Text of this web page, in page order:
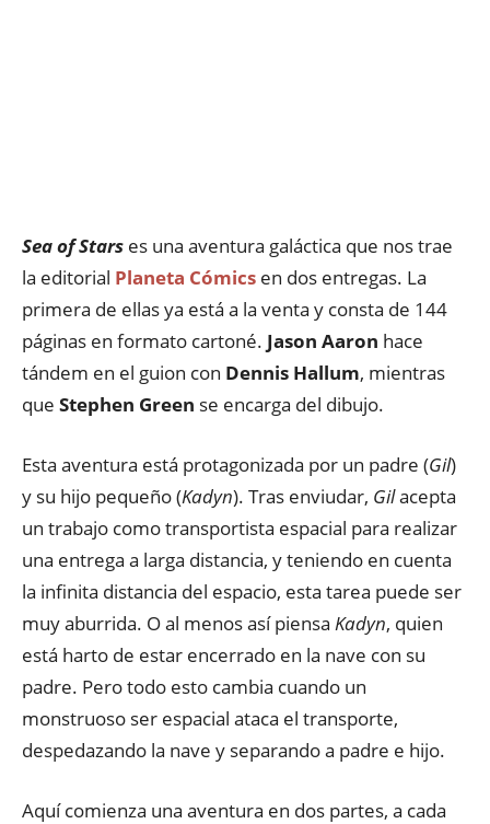
Sea of Stars es una aventura galáctica que nos trae
la editorial Planeta Cómics en dos entregas. La
primera de ellas ya está a la venta y consta de 144
páginas en formato cartoné. Jason Aaron hace
tándem en el guion con Dennis Hallum, mientras
que Stephen Green se encarga del dibujo.
Esta aventura está protagonizada por un padre (Gil)
y su hijo pequeño (Kadyn). Tras enviudar, Gilacepta
un trabajo como transportista espacial para realizar
una entrega a larga distancia, y teniendo en cuenta
la infinita distancia del espacio, esta tarea puede ser
muy aburrida. O al menos así piensa Kadyn, quien
está harto de estar encerrado en la nave con su
padre. Pero todo esto cambia cuando un
monstruoso ser espacial ataca el transporte,
despedazando la nave y separando a padre e hijo.
Aquí comienza una aventura en dos partes, a cada